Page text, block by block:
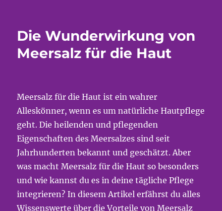
Die Wunderwirkung von
Meersalz für die Haut
Meersalz für die Haut ist ein wahrer
Alleskönner, wenn es um natürliche Hautpflege
geht. Die heilenden und pflegenden
Eigenschaften des Meersalzes sind seit
Jahrhunderten bekannt und geschätzt. Aber
was macht Meersalz für die Haut so besonders
und wie kannst du es in deine tägliche Pflege
integrieren? In diesem Artikel erfährst du alles
Wissenswerte über die Vorteile von Meersalz